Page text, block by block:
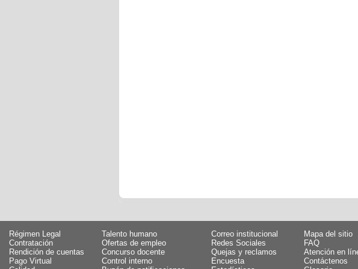
Régimen Legal
Talento humano
Contratación
Ofertas de empleo
Rendición de cuentas
Concurso docente
Pago Virtual
Control interno
Correo institucional
Mapa del sitio
Redes Sociales
FAQ
Quejas y reclamos
Atención en
Encuesta
Contáctenos